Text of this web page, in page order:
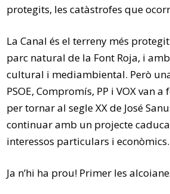
protegits, les catàstrofes que
La Canal és el terreny més
parc natural de la Font Roja, i
cultural i mediambiental. Però
PSOE, Compromís, PP i VOX van
per tornar al segle XX de José
continuar amb un projecte
interessos particulars i econòmics.
Ja n’hi ha prou! Primer les